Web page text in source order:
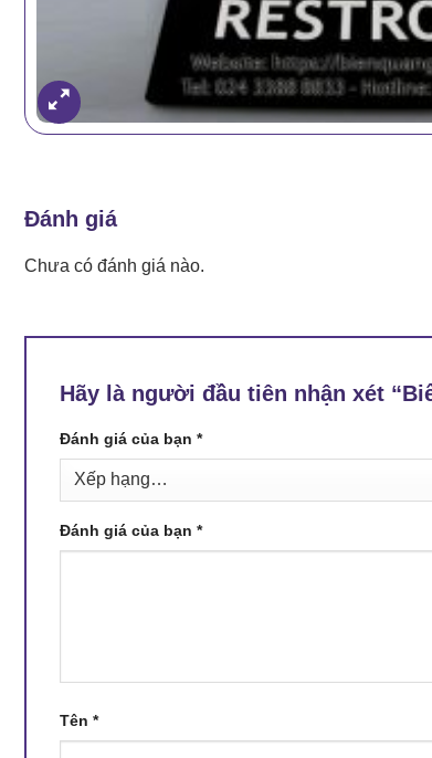
Đánh giá
Chưa có đánh giá nào.
Hãy là người đầu tiên nhận xét
Đánh giá của bạn *
Đánh giá của bạn *
Tên *